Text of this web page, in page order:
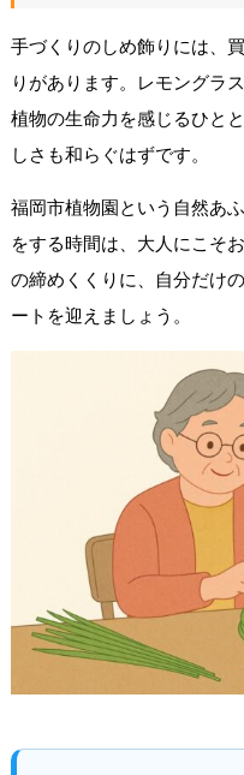
手づくりのしめ飾りには、
りがあります。レモングラ
植物の生命力を感じるひと
しさも和らぐはずです。
福岡市植物園という自然あ
をする時間は、大人にこそ
の締めくくりに、自分だけ
ートを迎えましょう。